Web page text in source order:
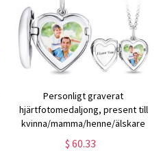
Personligt graverat
hjärtfotomedaljong, present till
kvinna/mamma/henne/älskare
$ 60.33